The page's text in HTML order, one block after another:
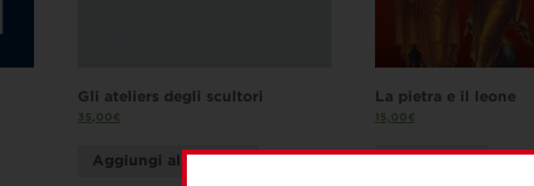
Gli ateliers degli scultori
35,00€
Aggiungi al carrello
La pietra e il leone
15,00€
Leggi tutto